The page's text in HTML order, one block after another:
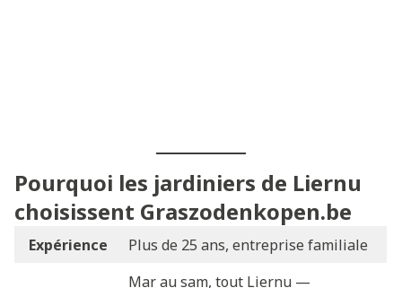
Pourquoi les jardiniers de Liernu
choisissent Graszodenkopen.be
Expérience Plus de 25 ans, entreprise familiale
Mar au sam, tout Liernu —